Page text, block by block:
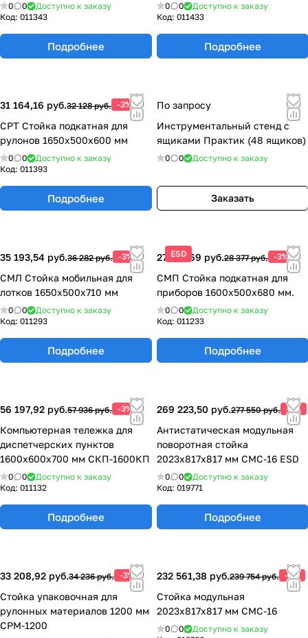
0 0
Доступно к заказу
Код: 011343
Подробнее
0 0
Доступно к заказу
Код: 011433
Подробнее
31 164,16 руб.32 128 руб. -3%
СРТ Стойка подкатная для
рулонов 1650х500х600 мм
0 0
Доступно к заказу
Код: 011393
Подробнее
По запросу
Инструментальный стенд с
ящиками Практик (48 ящиков)
0 0 Доступно к заказу
Заказать
35 193,54 руб.36 282 руб. -3%
СМЛ Стойка мобильная для
лотков 1650х500х710 мм
0 0
Доступно к заказу
Код: 011293
Подробнее
ESD
27 525,69 руб.28 377 руб. -3%
СМП Стойка подкатная для
приборов 1600х500х680 мм.
0 0
Доступно к заказу
Код: 011233
Подробнее
56 197,92 руб.57 936 руб. -3%
Компьютерная тележка для
диспетчерских пунктов
1600х600х700 мм СКП-1600КП
0 0
Доступно к заказу
Код: 011132
Подробнее
269 223,50 руб.277 550 руб. -3%
Антистатическая модульная
поворотная стойка
2023х817х817 мм СМС-16 ESD
0 0
Доступно к заказу
Код: 019771
Подробнее
33 208,92 руб.34 236 руб. -3%
Стойка упаковочная для
рулонных материалов 1200 мм
СРМ-1200
232 561,38 руб.239 754 руб. -3%
Стойка модульная
2023х817х817 мм СМС-16
0 0
Доступно к заказу